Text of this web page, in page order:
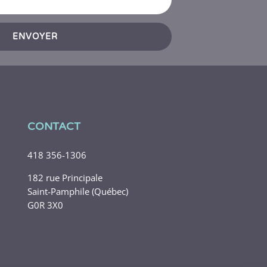
ENVOYER
CONTACT
418 356-1306
182 rue Principale
Saint-Pamphile (Québec)
G0R 3X0